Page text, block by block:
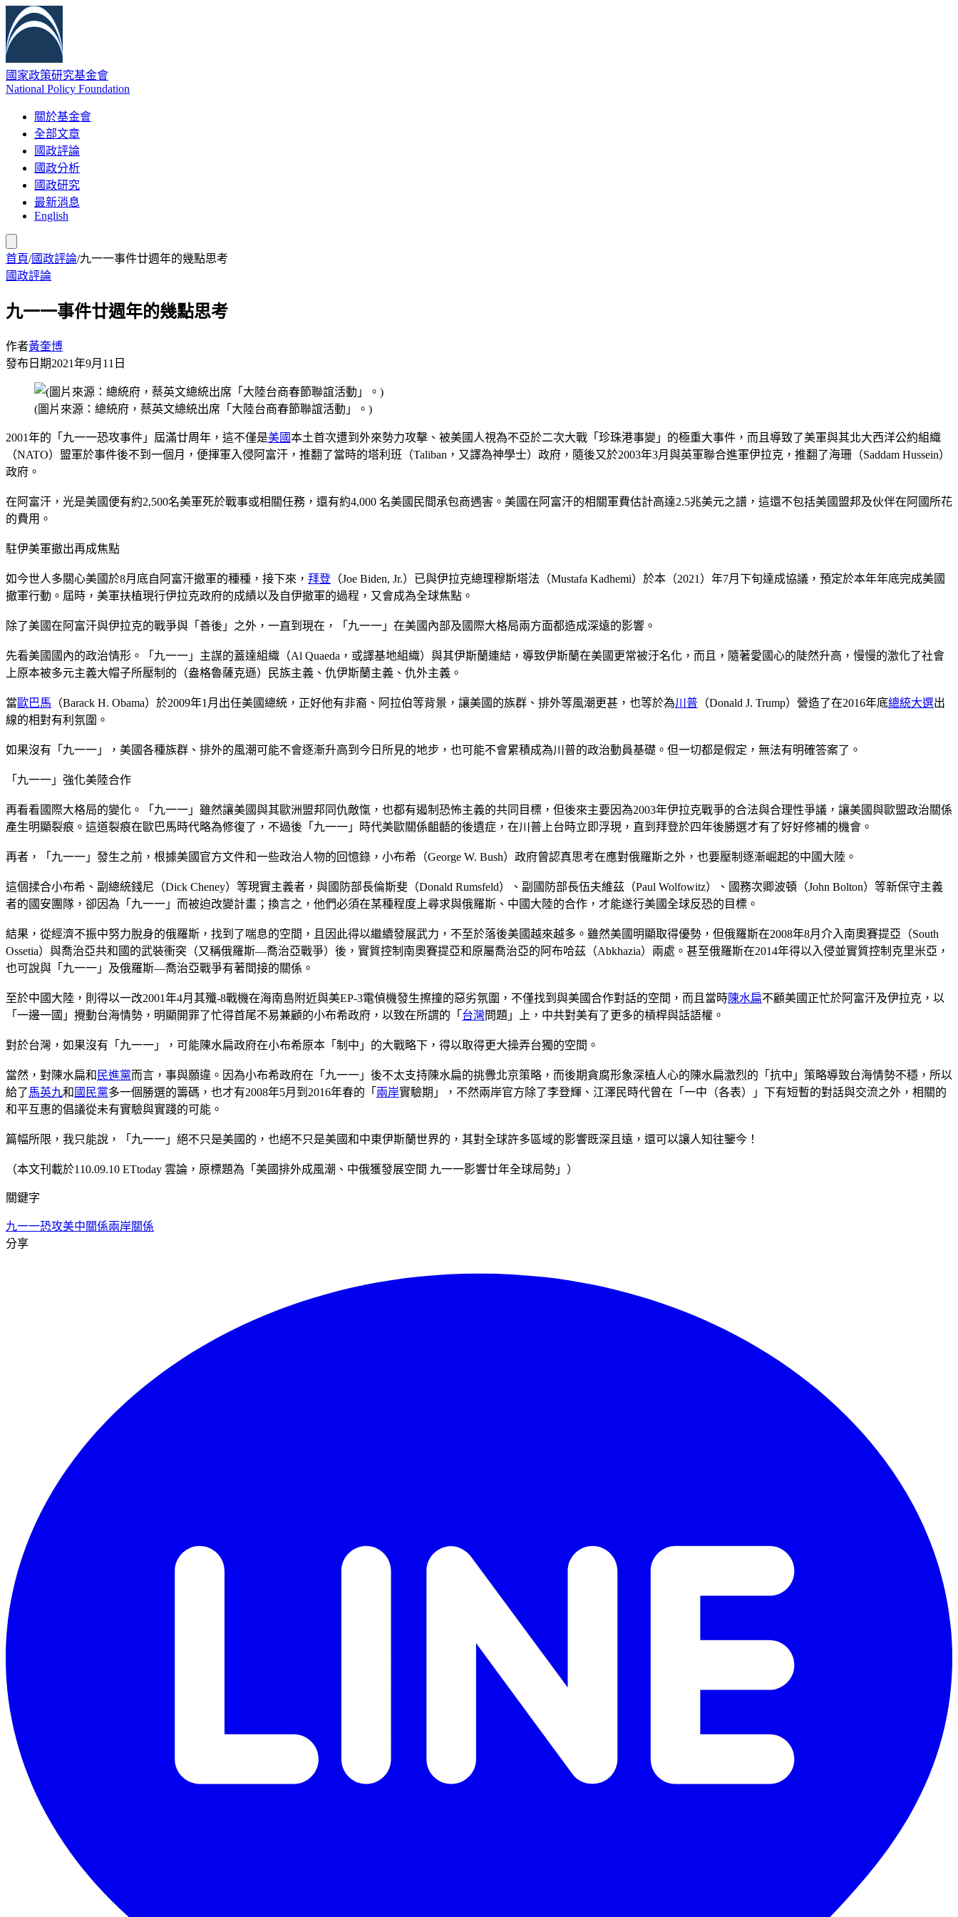
國家政策研究基金會
National Policy Foundation
關於基金會
全部文章
國政評論
國政分析
國政研究
最新消息
English
首頁/國政評論/九一一事件廿週年的幾點思考
國政評論
九一一事件廿週年的幾點思考
作者黃奎博
發布日期2021年9月11日
(圖片來源：總統府，蔡英文總統出席「大陸台商春節聯誼活動」。)
2001年的「九一一恐攻事件」屆滿廿周年，這不僅是美國本土首次遭到外來勢力攻擊、被美國人視為不亞於二次大戰「珍珠港事變」的極重大事件，而且導致了美軍與其北大西洋公約組織
（NATO）盟軍於事件後不到一個月，便揮軍入侵阿富汗，推翻了當時的塔利班（Taliban，又譯為神學士）政府，隨後又於2003年3月與英軍聯合進軍伊拉克，推翻了海珊（Saddam Hussein）
政府。
在阿富汗，光是美國便有約2,500名美軍死於戰事或相關任務，還有約4,000 名美國民間承包商遇害。美國在阿富汗的相關軍費估計高達2.5兆美元之譜，這還不包括美國盟邦及伙伴在阿國所花
的費用。
駐伊美軍撤出再成焦點
如今世人多關心美國於8月底自阿富汗撤軍的種種，接下來， 拜登 （Joe Biden, Jr.）已與伊拉克總理穆斯塔法（Mustafa Kadhemi）於本（2021）年7月下旬達成協議，預定於本年年底完成美國
撤軍行動。屆時，美軍扶植現行伊拉克政府的成績以及自伊撤軍的過程，又會成為全球焦點。
除了美國在阿富汗與伊拉克的戰爭與「善後」之外，一直到現在，「九一一」在美國內部及國際大格局兩方面都造成深遠的影響。
先看美國國內的政治情形。「九一一」主謀的蓋達組織（Al Quaeda，或譯基地組織）與其伊斯蘭連結，導致伊斯蘭在美國更常被汙名化，而且，隨著愛國心的陡然升高，慢慢的激化了社會
上原本被多元主義大帽子所壓制的（盎格魯薩克遜）民族主義、仇伊斯蘭主義、仇外主義。
當歐巴馬 （Barack H. Obama）於2009年1月出任美國總統，正好他有非裔、阿拉伯等背景，讓美國的族群、排外等風潮更甚，也等於為川普 （Donald J. Trump）營造了在2016年底總統大選出
線的相對有利氛圍。
如果沒有「九一一」，美國各種族群、排外的風潮可能不會逐漸升高到今日所見的地步，也可能不會累積成為川普的政治動員基礎。但一切都是假定，無法有明確答案了。
「九一一」強化美陸合作
再看看國際大格局的變化。「九一一」雖然讓美國與其歐洲盟邦同仇敵愾，也都有遏制恐怖主義的共同目標，但後來主要因為2003年伊拉克戰爭的合法與合理性爭議，讓美國與歐盟政治關係
產生明顯裂痕。這道裂痕在歐巴馬時代略為修復了，不過後「九一一」時代美歐關係齟齬的後遺症，在川普上台時立即浮現，直到拜登於四年後勝選才有了好好修補的機會。
再者，「九一一」發生之前，根據美國官方文件和一些政治人物的回憶錄，小布希（George W. Bush）政府曾認真思考在應對俄羅斯之外，也要壓制逐漸崛起的中國大陸。
這個揉合小布希、副總統錢尼（Dick Cheney）等現實主義者，與國防部長倫斯斐（Donald Rumsfeld）、副國防部長伍夫維茲（Paul Wolfowitz）、國務次卿波頓（John Bolton）等新保守主義
者的國安團隊，卻因為「九一一」而被迫改變計畫；換言之，他們必須在某種程度上尋求與俄羅斯、中國大陸的合作，才能遂行美國全球反恐的目標。
結果，從經濟不振中努力脫身的俄羅斯，找到了喘息的空間，且因此得以繼續發展武力，不至於落後美國越來越多。雖然美國明顯取得優勢，但俄羅斯在2008年8月介入南奧賽提亞（South
Ossetia）與喬治亞共和國的武裝衝突（又稱俄羅斯—喬治亞戰爭）後，實質控制南奧賽提亞和原屬喬治亞的阿布哈茲（Abkhazia）兩處。甚至俄羅斯在2014年得以入侵並實質控制克里米亞，
也可說與「九一一」及俄羅斯—喬治亞戰爭有著間接的關係。
至於中國大陸，則得以一改2001年4月其殲-8戰機在海南島附近與美EP-3電偵機發生擦撞的惡劣氛圍，不僅找到與美國合作對話的空間，而且當時陳水扁不顧美國正忙於阿富汗及伊拉克，以
「一邊一國」攪動台海情勢，明顯開罪了忙得首尾不易兼顧的小布希政府，以致在所謂的「 台灣問題」上，中共對美有了更多的槓桿與話語權。
對於台灣，如果沒有「九一一」，可能陳水扁政府在小布希原本「制中」的大戰略下，得以取得更大操弄台獨的空間。
當然，對陳水扁和 民進黨而言，事與願違。因為小布希政府在「九一一」後不太支持陳水扁的挑釁北京策略，而後期貪腐形象深植人心的陳水扁激烈的「抗中」策略導致台海情勢不穩，所以
給了 馬英九和 國民黨多一個勝選的籌碼，也才有2008年5月到2016年春的「 兩岸實驗期」，不然兩岸官方除了李登輝、江澤民時代曾在「一中（各表）」下有短暫的對話與交流之外，相關的
和平互惠的倡議從未有實驗與實踐的可能。
篇幅所限，我只能說，「九一一」絕不只是美國的，也絕不只是美國和中東伊斯蘭世界的，其對全球許多區域的影響既深且遠，還可以讓人知往鑒今！
（本文刊載於110.09.10 ETtoday 雲論，原標題為「美國排外成風潮、中俄獲發展空間 九一一影響廿年全球局勢」）
關鍵字
九一一恐攻美中關係兩岸關係
分享